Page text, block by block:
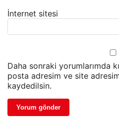
İnternet sitesi
Daha sonraki yorumlarımda
posta adresim ve site
kaydedilsin.